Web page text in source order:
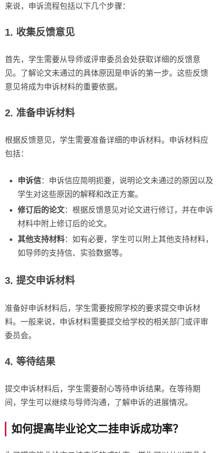
来说，申诉流程包括以下几个步骤：
1. 收集反馈意见
首先，学生需要从导师或评审委员会处获取详细的反馈意
见。了解论文未通过的具体原因是申诉的第一步。这些反馈
意见将成为申诉材料的重要依据。
2. 准备申诉材料
根据反馈意见，学生需要准备详细的申诉材料。申诉材料应
包括：
申诉信：申诉信应简明扼要，说明论文未通过的原因以及
学生对这些原因的解释和改正方案。
修订后的论文：根据反馈意见对论文进行修订，并在申诉
材料中附上修订后的论文。
其他支持材料：如有必要，学生可以附上其他支持材料，
如导师的支持信、实验数据等。
3. 提交申诉材料
准备好申诉材料后，学生需要按照学校的要求提交申诉材
料。一般来说，申诉材料需要提交给学校的相关部门或评审
委员会。
4. 等待结果
提交申诉材料后，学生需要耐心等待申诉结果。在等待期
间，学生可以继续与导师沟通，了解申诉的进展情况。
如何提高毕业论文二挂申诉成功率？